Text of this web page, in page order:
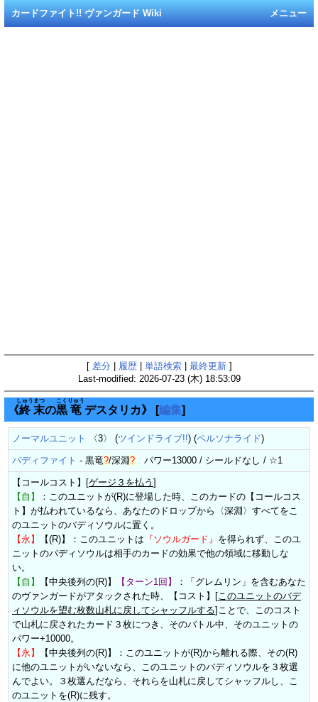
メニュー
カードファイト!! ヴァンガード Wiki
[ 差分 履歴| 単語検索| 最終更新]
Last-modified: 2026-07-23 (木) 18:53:09
《終
しゅう
末
まつ
の黒
こく
竜
りゅう
デスタリカ》 [編集]
ノーマルユニット 〈3〉 (ツインドライブ!!) (ペルソナライド)
バディファイト - 黒竜?/深淵? パワー13000 / シールドなし / ☆1
【コールコスト】[ゲージ３を払う ]
【自】
：このユニットが(R)に登場した時、このカードの【コールコス
ト】が払われているなら、あなたのドロップから〈深淵〉すべてをこ
のユニットのバディソウルに置く。
【永】
【(R)】：このユニットは 『ソウルガード』 を得られず、このユ
ニットのバディソウルは相手のカードの効果で他の領域に移動しな
い。
【自】
【中央後列の(R)】 【ターン1回】
：「グレムリン」を含むあなた
のヴァンガードがアタックされた時、【コスト】[このユニットのバデ
ィソウルを望む枚数山札に戻してシャッフルする]ことで、このコスト
で山札に戻されたカード３枚につき、そのバトル中、そのユニットの
パワー+10000。
【永】
【中央後列の(R)】：このユニットが(R)から離れる際、その(R)
に他のユニットがいないなら、このユニットのバディソウルを３枚選
んでよい。３枚選んだなら、それらを山札に戻してシャッフルし、こ
のユニットを(R)に残す。